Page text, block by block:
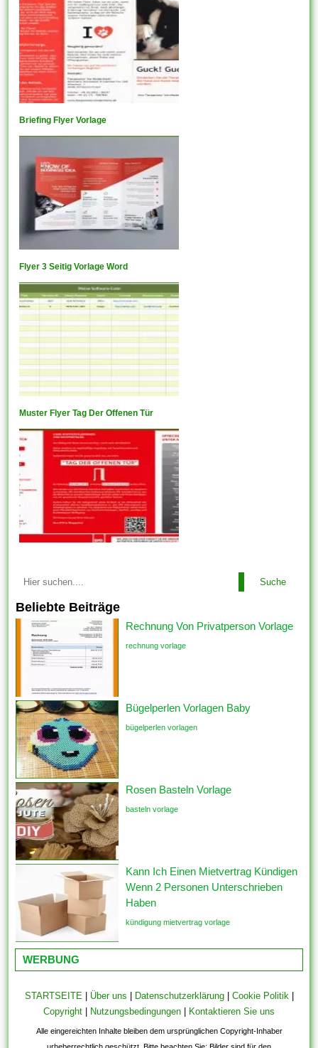
Briefing Flyer Vorlage
Flyer 3 Seitig Vorlage Word
Muster Flyer Tag Der Offenen Tür
Suche
Beliebte Beiträge
Rechnung Von Privatperson Vorlage
rechnung vorlage
Bügelperlen Vorlagen Baby
bügelperlen vorlagen
Rosen Basteln Vorlage
basteln vorlage
Kann Ich Einen Mietvertrag Kündigen
Wenn 2 Personen Unterschrieben
Haben
kündigung mietvertrag vorlage
WERBUNG
STARTSEITE Über uns Datenschutzerklärung| Cookie Politik
Copyright
Nutzungsbedingungen Kontaktieren Sie uns
Alle eingereichten Inhalte bleiben dem ursprünglichen Copyright-Inhaber